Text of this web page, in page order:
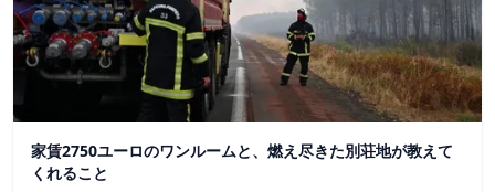
家賃2750ユーロのワンルームと、燃え尽きた別荘地が教えて
くれること